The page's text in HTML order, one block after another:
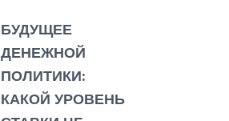
БУДУЩЕЕ
ДЕНЕЖНОЙ
ПОЛИТИКИ:
КАКОЙ УРОВЕНЬ